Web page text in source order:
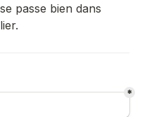
passe bien dans
*